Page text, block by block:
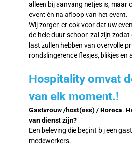
alleen bij aanvang netjes is, maar
event én na afloop van het event.
Wij zorgen er ook voor dat uw
de hele duur schoon zal zijn zodat
last zullen hebben van overvolle
rondslingerende flesjes, blikjes en
Hospitality omvat
van elk moment.!
Gastvrouw /host(ess) / Horeca.
van dienst zijn?
Een beleving die begint bij een
medewerkers,